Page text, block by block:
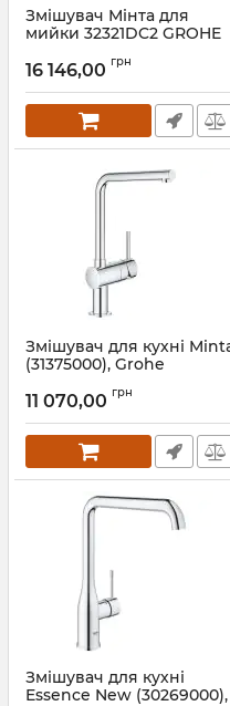
Змішувач Мінта для
мийки 32321DC2 GROHE
Артикул:32321DC2
16 146,00 грн
Змішувач для кухні
(31375000), Grohe
11 070,00 грн
Змішувач для кухні
Essence New (30269000),